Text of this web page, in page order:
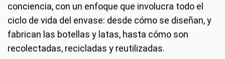
conciencia, con un enfoque que involucra todo el
ciclo de vida del envase: desde cómo se diseñan, y
fabrican las botellas y latas, hasta cómo son
recolectadas, recicladas y reutilizadas.